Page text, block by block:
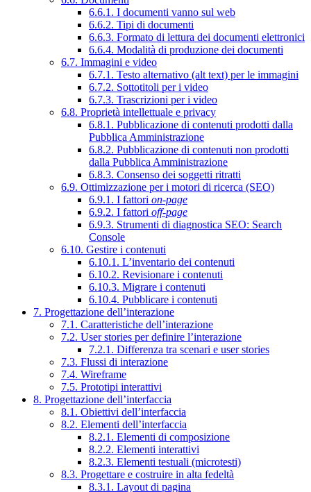
6.6.1. I documenti vanno sul web
6.6.2. Tipi di documenti
6.6.3. Formato di lettura dei documenti elettronici
6.6.4. Modalità di produzione dei documenti
6.7. Immagini e video
6.7.1. Testo alternativo (alt text) per le immagini
6.7.2. Sottotitoli per i video
6.7.3. Trascrizioni per i video
6.8. Proprietà intellettuale e privacy
6.8.1. Pubblicazione di contenuti prodotti dalla
Pubblica Amministrazione
6.8.2. Pubblicazione di contenuti non prodotti
dalla Pubblica Amministrazione
6.8.3. Consenso dei soggetti ritratti
6.9. Ottimizzazione per i motori di ricerca (SEO)
6.9.1. I fattori on-page
6.9.2. I fattori off-page
6.9.3. Strumenti di diagnostica SEO: Search
Console
6.10. Gestire i contenuti
6.10.1. L’inventario dei contenuti
6.10.2. Revisionare i contenuti
6.10.3. Migrare i contenuti
6.10.4. Pubblicare i contenuti
7. Progettazione dell’interazione
7.1. Caratteristiche dell’interazione
7.2. User stories per definire l’interazione
7.2.1. Differenza tra scenari e user stories
7.3. Flussi di interazione
7.4. Wireframe
7.5. Prototipi interattivi
8. Progettazione dell’interfaccia
8.1. Obiettivi dell’interfaccia
8.2. Elementi dell’interfaccia
8.2.1. Elementi di composizione
8.2.2. Elementi interattivi
8.2.3. Elementi testuali (microtesti)
8.3. Progettare e costruire in alta fedeltà
8.3.1. Layout di pagina